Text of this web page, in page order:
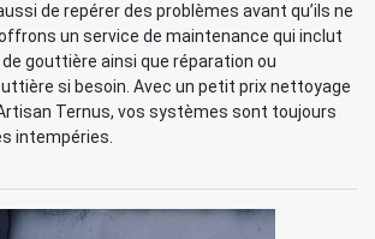
de repérer des problèmes avant qu’ils ne
un service de maintenance qui inclut
gouttière ainsi que réparation ou
si besoin. Avec un petit prix nettoyage
Ternus, vos systèmes sont toujours
intempéries.